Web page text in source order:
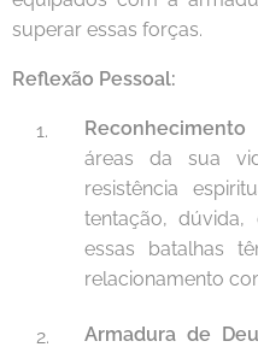
superar essas forças.
Reflexão Pessoal:
áreas da sua
resistência
tentação,
essas batalhas
relacionamento
Armadura de